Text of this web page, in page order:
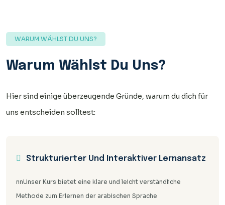
WARUM WÄHLST DU UNS?
Warum Wählst Du Uns?
Hier sind einige überzeugende Gründe, warum du dich für
uns entscheiden solltest:
Strukturierter Und Interaktiver Lernansatz
nnUnser Kurs bietet eine klare und leicht verständliche
Methode zum Erlernen der arabischen Sprache